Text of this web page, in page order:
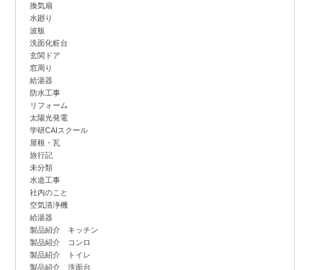
換気扇
水廻り
波板
洗面化粧台
玄関ドア
窓周り
給湯器
防水工事
リフォーム
太陽光発電
学研CAIスクール
屋根・瓦
旅行記
未分類
水道工事
社内のこと
空気清浄機
給湯器
製品紹介 キッチン
製品紹介 コンロ
製品紹介 トイレ
製品紹介 洗面台